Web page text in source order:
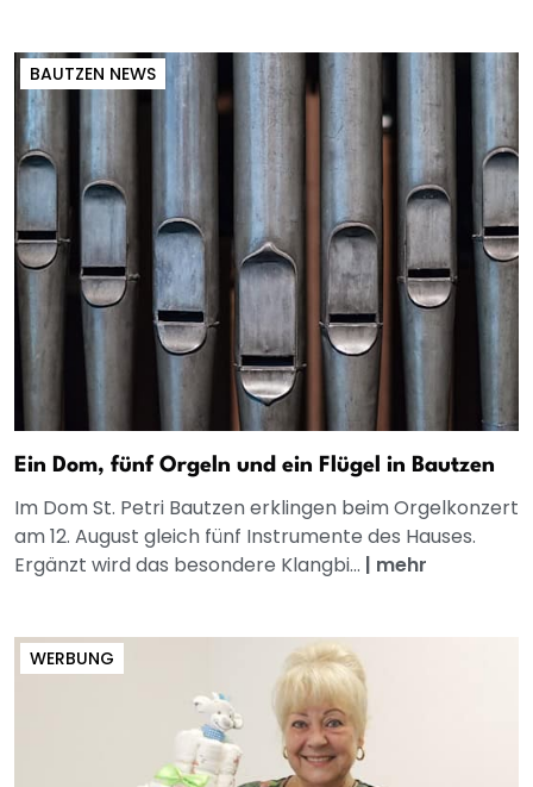
BAUTZEN NEWS
Ein Dom, fünf Orgeln und ein Flügel in Bautzen
Im Dom St. Petri Bautzen erklingen beim Orgelkonzert
am 12. August gleich fünf Instrumente des Hauses.
Ergänzt wird das besondere Klangbi... | mehr
WERBUNG